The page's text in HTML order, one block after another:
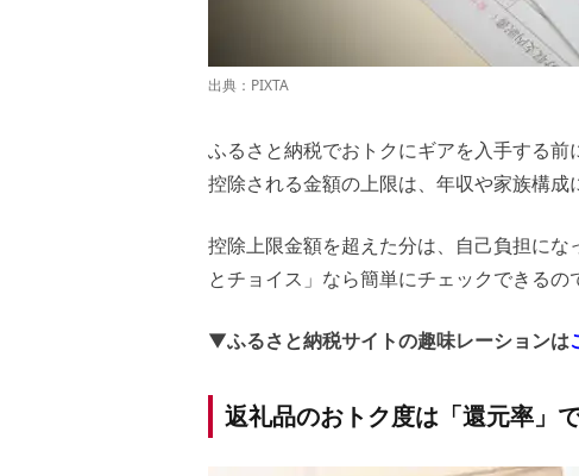
出典：PIXTA
ふるさと納税でおトクにギアを入手する前
控除される金額の上限は、年収や家族構成
控除上限金額を超えた分は、自己負担に
とチョイス」なら簡単にチェックできる
▼ふるさと納税サイトの趣味レーションは
返礼品のおトク度は「還元率」